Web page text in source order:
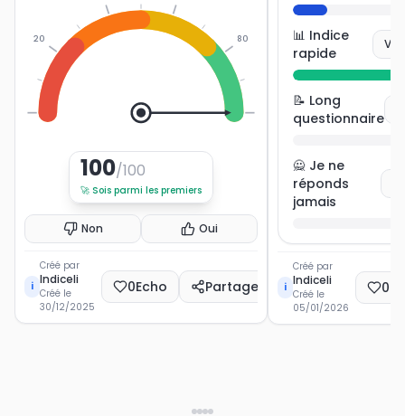
20 80
100/100
🚀 Sois parmi les premiers
Non Oui
i
Créé par
Indiceli
Créé le
30/12/2025
0Echo Partager
📊 Indice
rapide
📝 Long
questionnaire
🙅 Je ne
réponds
jamais
i
Créé par
Indiceli
Créé le
05/01/2026
0